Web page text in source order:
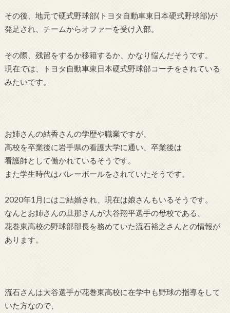
その後、地元で硬式野球部(トヨタ自動車東日本硬式野球部)が
発足され、チームからオファーを受け入部。
その際、残留をするか移籍するか、かなり悩んだそうです。
現在では、トヨタ自動車東日本硬式野球部コーチをされている
みたいです。
お姉さんの結香さんの学歴や職業ですが、
高校を卒業後に岩手県の看護大学に通い、卒業後は
看護師として働かれているそうです。
また学生時代はバレーボールをされていたそうです。
2020年1月にはご結婚され、現在は娘さんもいるそうです。
なんとお姉さんの旦那さんが大谷翔平選手の母校である、
花巻東高校の野球部部長を務めていた流石裕之さんとの情報が
あります。
流石さんは大谷選手が花巻東高校に在学中も野球の指導をして
いた方なので、